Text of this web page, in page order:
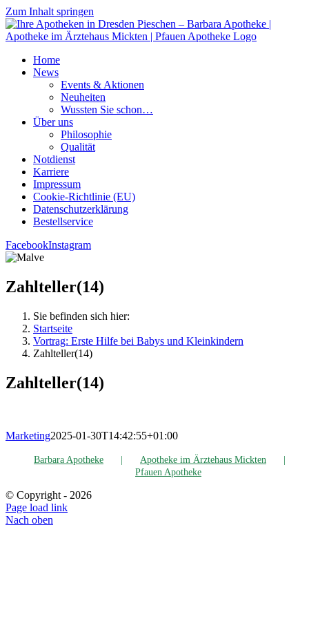
Zum Inhalt springen
Home
News
Events & Aktionen
Neu­hei­ten
Wuss­ten Sie schon…
Über uns
Phi­lo­so­phie
Qua­li­tät
Not­dienst
Kar­rie­re
Impres­sum
Coo­kie-Rich­t­­li­­nie (EU)
Datenschutz­erklärung
Bestell­ser­vice
FacebookInstagram
Zahlteller(14)
Sie befinden sich hier:
Startseite
Vor­trag: Ers­te Hil­fe bei Babys und Kleinkindern
Zahlteller(14)
Zahlteller(14)
Marketing2025-01-30T14:42:55+01:00
Bar­ba­ra Apotheke
Apo­the­ke im Ärz­te­haus Mickten
Pfau­en Apotheke
© Copyright - 2026
Page load link
Nach oben